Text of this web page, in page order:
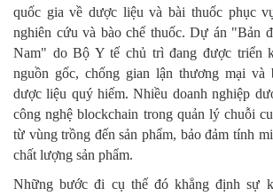
quốc gia về dược liệu và bài thuốc phục
nghiên cứu và bào chế thuốc. Dự án "Bản
Nam" do Bộ Y tế chủ trì đang được triển
nguồn gốc, chống gian lận thương mại và
dược liệu quý hiếm. Nhiều doanh nghiệp
công nghệ blockchain trong quản lý chuỗi
từ vùng trồng đến sản phẩm, bảo đảm tính
chất lượng sản phẩm.
Những bước đi cụ thể đó khẳng định sự